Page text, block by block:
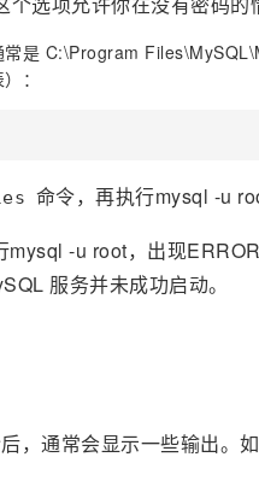
是 C:\Program
：
命令，再执行mysql -u
-u root，出现
服务并未成功启动。
，通常会显示一些输出。